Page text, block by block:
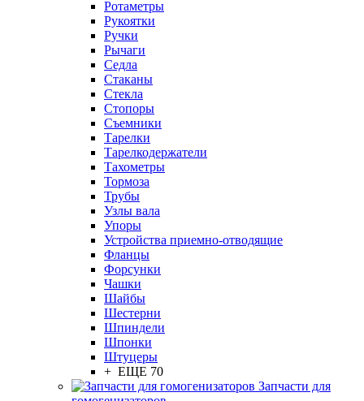
Ротаметры
Рукоятки
Ручки
Рычаги
Седла
Стаканы
Стекла
Стопоры
Съемники
Тарелки
Тарелкодержатели
Тахометры
Тормоза
Трубы
Узлы вала
Упоры
Устройства приемно-отводящие
Фланцы
Форсунки
Чашки
Шайбы
Шестерни
Шпиндели
Шпонки
Штуцеры
+ ЕЩЕ 70
Запчасти для